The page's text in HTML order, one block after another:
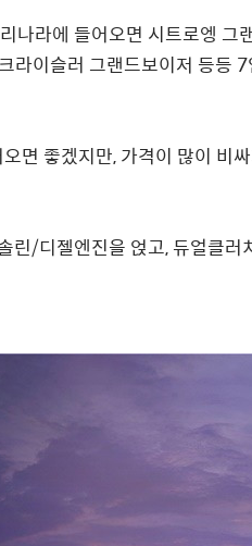
나라에 들어오면 시트로엥 그
라이슬러 그랜드보이저 등등
면 좋겠지만, 가격이 많이 비
린/디젤엔진을 얹고, 듀얼클러